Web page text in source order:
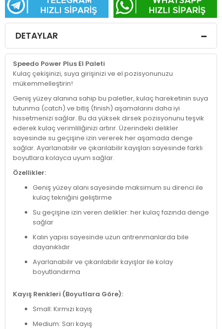
DETAYLAR
Speedo Power Plus El Paleti
Kulaç çekişinizi, suya girişinizi ve el pozisyonunuzu
mükemmelleştirin!
Geniş yüzey alanına sahip bu paletler, kulaç hareketinin suya
tutunma (catch) ve bitiş (finish) aşamalarını daha iyi
hissetmenizi sağlar. Bu da yüksek dirsek pozisyonunu teşvik
ederek kulaç verimliliğinizi artırır. Üzerindeki delikler
sayesinde su geçişine izin vererek her aşamada denge
sağlar. Ayarlanabilir ve çıkarılabilir kayışları sayesinde farklı
boyutlara kolayca uyum sağlar.
Özellikler:
Geniş yüzey alanı sayesinde maksimum su direnci ile
kulaç tekniğini geliştirme
Su geçişine izin veren delikler: her kulaç fazında denge
sağlar
Kalın yapısı sayesinde uzun antrenmanlarda bile
dayanıklıdır
Ayarlanabilir ve çıkarılabilir kayışlar ile kolay
boyutlandırma
Kayış Renkleri (Boyutlara Göre):
Small: Kırmızı kayış
Medium: Sarı kayış